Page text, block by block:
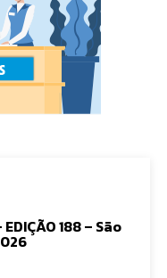
188 – São